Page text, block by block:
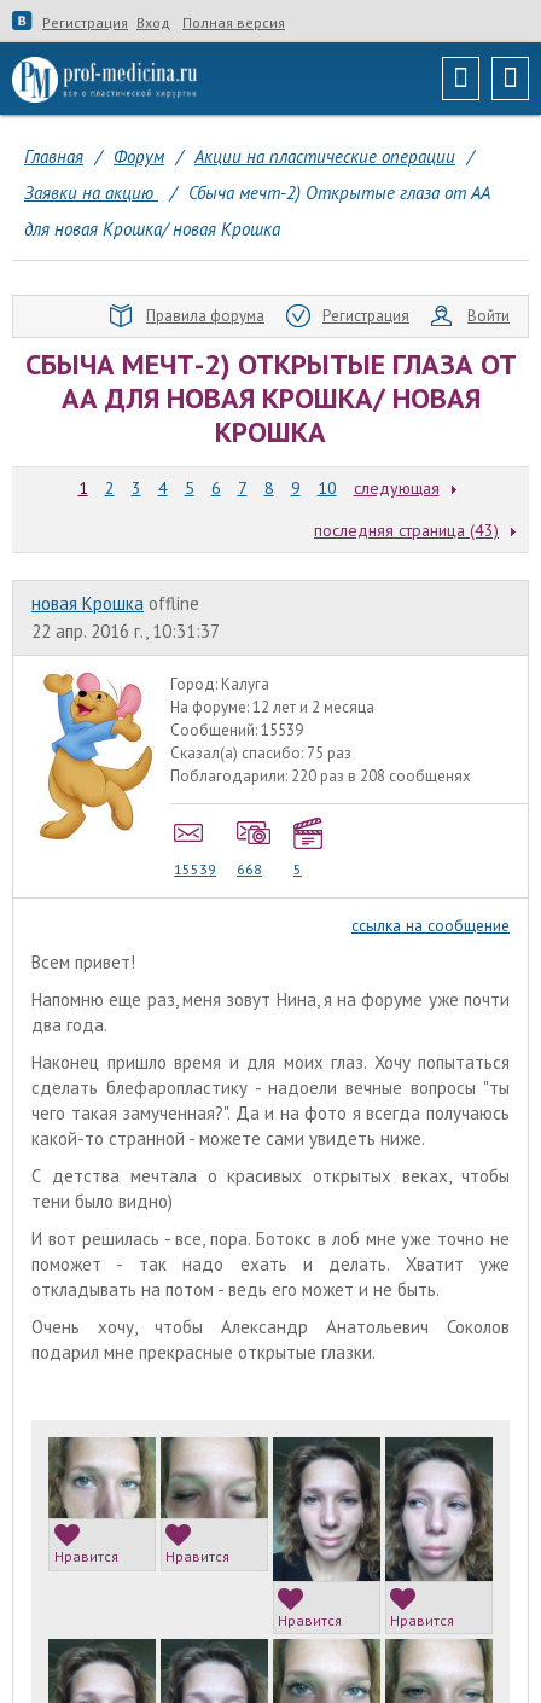
Регистрация Вход Полная версия
Главная / Форум / Акции на пластические операции /
Заявки на акцию
/ Сбыча мечт-2) Открытые глаза от АА
для новая Крошка/ новая Крошка
Правила форума Регистрация Войти
СБЫЧА МЕЧТ-2) ОТКРЫТЫЕ ГЛАЗА ОТ
АА ДЛЯ НОВАЯ КРОШКА/ НОВАЯ
КРОШКА
1 2 3 4 5 6 7 8 9 10
следующая
последняя страница (43)
новая Крошка offline
22 апр. 2016 г., 10:31:37
Город: Калуга
На форуме:12 лет и 2 месяца
Сообщений:15539
Сказал(а) спасибо: 75 раз
Поблагодарили: 220 раз в 208 сообщенях
15539 668 5
ссылка на сообщение
Всем привет!
Напомню еще раз, меня зовут Нина, я на форуме уже почти
два года.
Наконец пришло время и для моих глаз. Хочу попытаться
сделать блефаропластику - надоели вечные вопросы "ты
чего такая замученная?". Да и на фото я всегда получаюсь
какой-то странной - можете сами увидеть ниже.
С детства мечтала о красивых открытых веках, чтобы
тени было видно)
И вот решилась - все, пора. Ботокс в лоб мне уже точно не
поможет - так надо ехать и делать. Хватит уже
откладывать на потом - ведь его может и не быть.
Очень хочу, чтобы Александр Анатольевич Соколов
подарил мне прекрасные открытые глазки.
Нравится Нравится
Нравится Нравится